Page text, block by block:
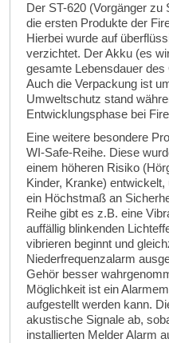
Der ST-620 (Vorgänger zu
die ersten Produkte der
Hierbei wurde auf
verzichtet. Der Akku (es
gesamte Lebensdauer
Auch die Verpackung ist
Umweltschutz stand
Entwicklungsphase bei
Eine weitere besondere
WI-Safe-Reihe. Diese
einem höheren Risiko
Kinder, Kranke)
ein Höchstmaß an
Reihe gibt es z.B. eine
auffällig blinkenden
vibrieren beginnt und
Niederfrequenzalarm
Gehör besser
Möglichkeit ist ein
aufgestellt werden kann.
akustische Signale ab,
installierten Melder Alarm